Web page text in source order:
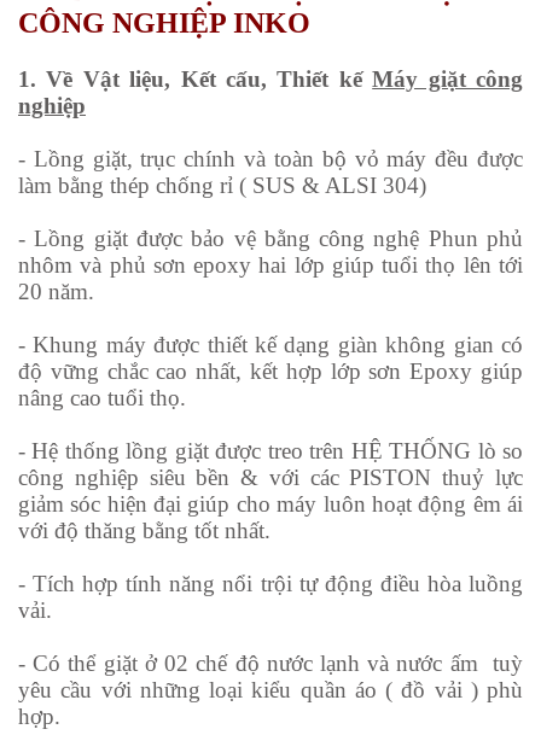
CÔNG NGHIỆP INKO
1. Về Vật liệu, Kết cấu, Thiết kếMáy giặt công
nghiệp
- Lồng giặt, trục chính và toàn bộ vỏ máy đều được
làm bằng thép chống rỉ ( SUS & ALSI 304)
- Lồng giặt được bảo vệ bằng công nghệ Phun phủ
nhôm và phủ sơn epoxy hai lớp giúp tuổi thọ lên tới
20 năm.
- Khung máy được thiết kế dạng giàn không gian có
độ vững chắc cao nhất, kết hợp lớp sơn Epoxy giúp
nâng cao tuổi thọ.
- Hệ thống lồng giặt được treo trên HỆ THỐNG lò so
công nghiệp siêu bền & với các PISTON thuỷ lực
giảm sóc hiện đại giúp cho máy luôn hoạt động êm ái
với độ thăng bằng tốt nhất.
- Tích hợp tính năng nổi trội tự động điều hòa luồng
vải.
- Có thể giặt ở 02 chế độ nước lạnh và nước ấm tuỳ
yêu cầu với những loại kiểu quần áo ( đồ vải ) phù
hợp.